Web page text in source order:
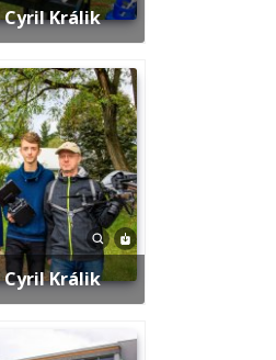
Cyril Králik
Cyril Králik